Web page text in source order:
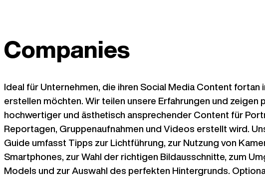
Companies
Ideal für Unternehmen, die ihren Social Media Content fortan
erstellen möchten. Wir teilen unsere Erfahrungen und zeigen
hochwertiger und ästhetisch ansprechender Content für
Reportagen, Gruppenaufnahmen und Videos erstellt wird.
Guide umfasst Tipps zur Lichtführung, zur Nutzung von
Smartphones, zur Wahl der richtigen Bildausschnitte, zum
Models und zur Auswahl des perfekten Hintergrunds.